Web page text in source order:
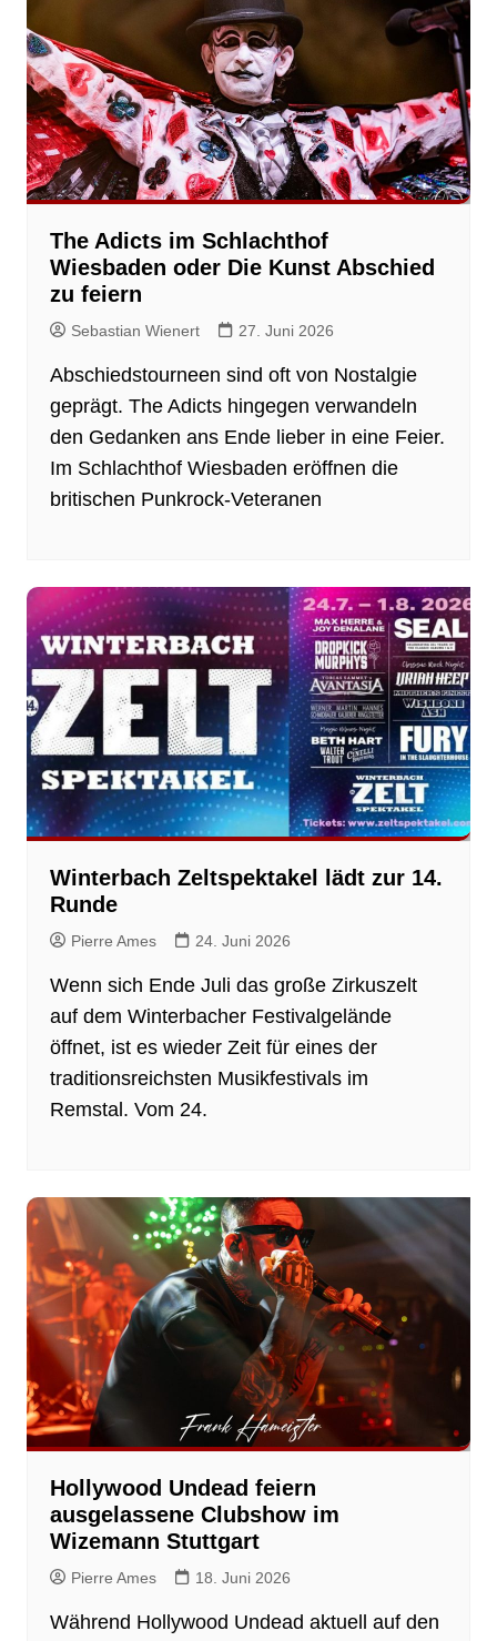
The Adicts im Schlachthof
Wiesbaden oder Die Kunst Abschied
zu feiern
Sebastian Wienert 27. Juni 2026
Abschiedstourneen sind oft von Nostalgie
geprägt. The Adicts hingegen verwandeln
den Gedanken ans Ende lieber in eine Feier.
Im Schlachthof Wiesbaden eröffnen die
britischen Punkrock-Veteranen
Winterbach Zeltspektakel lädt zur 14.
Runde
Pierre Ames 24. Juni 2026
Wenn sich Ende Juli das große Zirkuszelt
auf dem Winterbacher Festivalgelände
öffnet, ist es wieder Zeit für eines der
traditionsreichsten Musikfestivals im
Remstal. Vom 24.
Hollywood Undead feiern
ausgelassene Clubshow im
Wizemann Stuttgart
Pierre Ames 18. Juni 2026
Während Hollywood Undead aktuell auf den